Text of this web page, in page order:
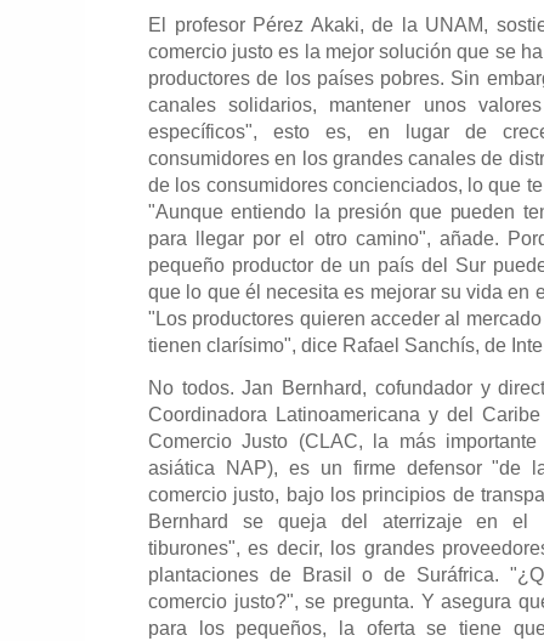
El profesor Pérez Akaki, de la UNAM,
comercio justo es la mejor solución que se
productores de los países pobres. Sin
canales solidarios, mantener unos
específicos", esto es, en lugar de
consumidores en los grandes canales de
de los consumidores concienciados, lo que
"Aunque entiendo la presión que pueden
para llegar por el otro camino", añade.
pequeño productor de un país del Sur
que lo que él necesita es mejorar su vida en
"Los productores quieren acceder al
tienen clarísimo", dice Rafael Sanchís, de
No todos. Jan Bernhard, cofundador y
Coordinadora Latinoamericana y del
Comercio Justo (CLAC, la más
asiática NAP), es un firme defensor "de
comercio justo, bajo los principios de
Bernhard se queja del aterrizaje en el
tiburones", es decir, los grandes
plantaciones de Brasil o de Suráfrica.
comercio justo?", se pregunta. Y asegura
para los pequeños, la oferta se tiene